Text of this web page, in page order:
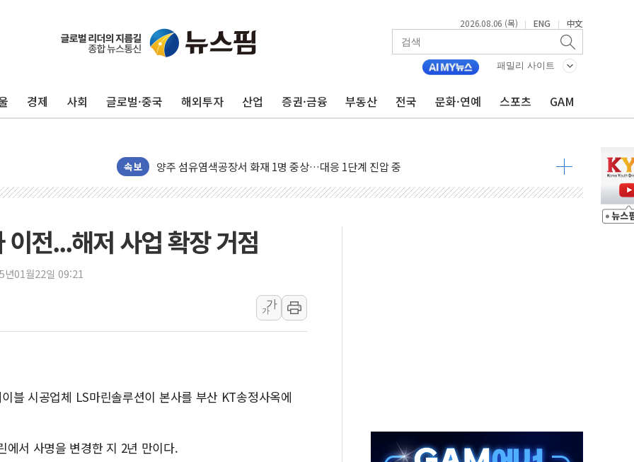
2026.08.06 (목) | ENG | 中文
패밀리 사이트
경제 사회 글로벌·중국 해외투자 산업 증권·금융 부동산 전국 문화·연예 스포츠 GAM
속보
금값 7주 만에 최고…美 고용 둔화·호르무즈 재개방 기대에 강세
[인도증시] 중동 긴장 완화에 실적 호조까지, 상승...호실적 보고 기업 상승세 뚜렷
[베트남 증시] 지수 하락 속 'DGC' 임시 주총 기대감에 홀로 상한가…마진 잔액은 사상 최고
김정관 산업부 장관 "주 52시간 손봐야, 경쟁상대 中과 비교해야"
해군 1함대 창설 80주년…지역과 함께하는 '선봉'의 대민 봉사
우크라 드론 전술, 중남미 콜롬비아에 새 안보 위기… 반군·마약카르텔이 습득해 전투 활용
동해해경, 독도 해상서 부유물 감긴 어선 구조
구미 폐염산처리업체서 불 2시간30여분만에 진화...외국인 노동자 숨져
해군과 함께하는 '불금전파, 송정' 시즌2
강원·전라권 폭염중대경보 확대…온열질환자 2665명·사망 23명
[2보] 북한, 원산서 동해상 단거리 탄도미사일 발사
전...해저 사업 확장 거점
년01월22일 09:21
가
가
블 시공업체 LS마린솔루션이 본사를 부산 KT송정사옥에
에서 사명을 변경한 지 2년 만이다.